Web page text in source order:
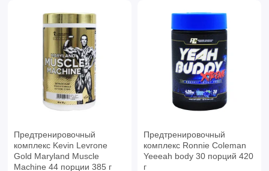
Предтренировочный
комплекс Kevin Levrone
Gold Maryland Muscle
Machine 44 порции 385 г
Предтренировочный
комплекс Ronnie Coleman
Yeeeah body 30 порций 420
г